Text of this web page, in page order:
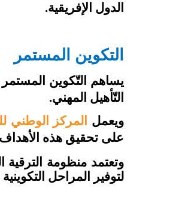
الدول الإفريقية.
التكوين المستمر
يساهم التّكوين
التّأهيل المهني.
ويعمل المركز الوطني
على تحقيق هذه الأهداف
وتعتمد منظومة الترقية
لتوفير المراحل